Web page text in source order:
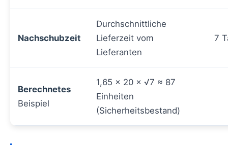
Nachschubzeit
Durchschnittliche
Lieferzeit vom
Lieferanten
7
Berechnetes
Beispiel
1,65 × 20 × √7 ≈ 87
Einheiten
(Sicherheitsbestand)